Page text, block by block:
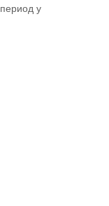
у